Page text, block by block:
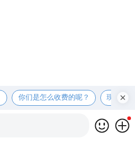
你们是怎么收费的呢？ 现在有